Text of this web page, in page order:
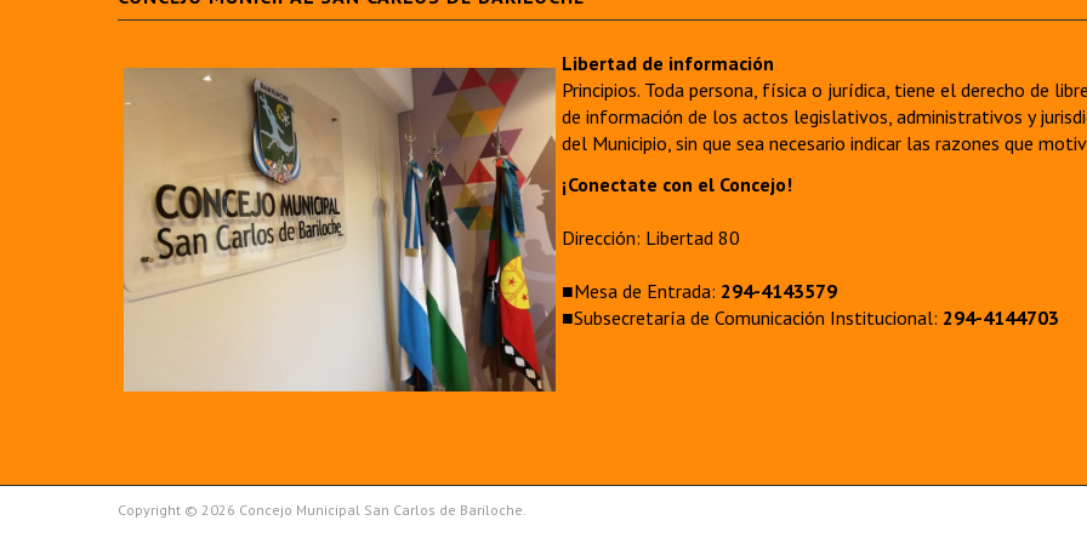
Libertad de información
Principios. Toda persona, física o jurídica, tiene el derecho de
de información de los actos legislativos, administrativos y
del Municipio, sin que sea necesario indicar las razones que
¡Conectate con el Concejo!
Dirección: Libertad 80
■Mesa de Entrada: 294-4143579
■Subsecretaría de Comunicación Institucional: 294-4144703
Copyright © 2026 Concejo Municipal San Carlos de Bariloche.